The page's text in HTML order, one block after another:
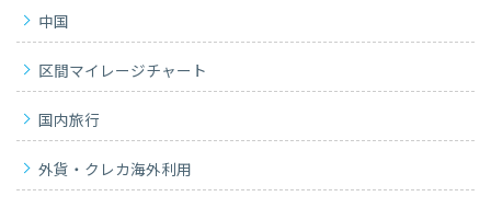
中国
区間マイレージチャート
国内旅行
外貨・クレカ海外利用